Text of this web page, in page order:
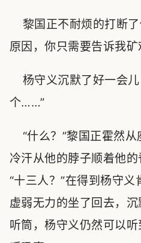
黎国正不耐烦的打断了
原因，你只需要告诉我
杨守义沉默了好一会儿
个……”
“什么？”黎国正霍然从
冷汗从他的脖子顺着他的
“十三人？”在得到杨守
虚弱无力的坐了回去，
听筒，杨守义仍然可以